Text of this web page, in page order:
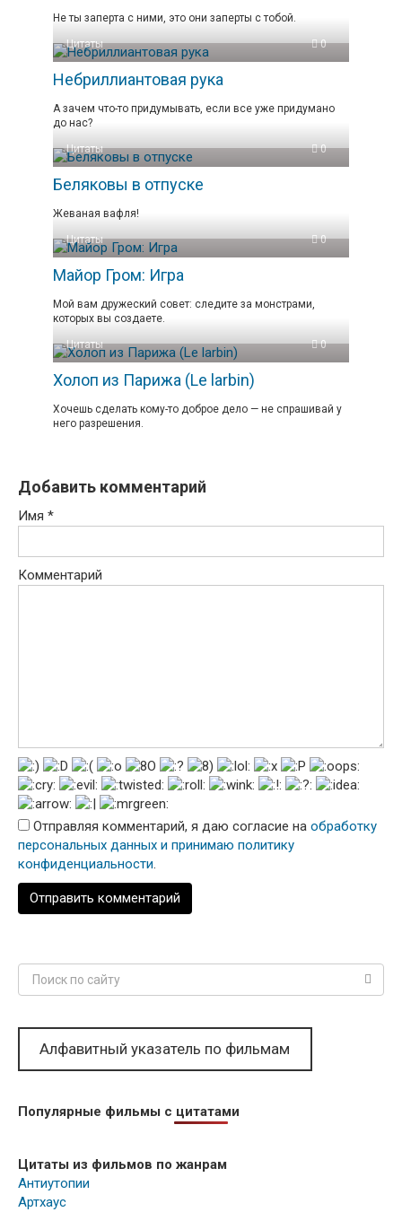
Не ты заперта с ними, это они заперты с тобой.
Цитаты 0
Небриллиантовая рука
А зачем что-то придумывать, если все уже придумано
до нас?
Цитаты 0
Беляковы в отпуске
Жеваная вафля!
Цитаты 0
Майор Гром: Игра
Мой вам дружеский совет: следите за монстрами,
которых вы создаете.
Цитаты 0
Холоп из Парижа (Le larbin)
Хочешь сделать кому-то доброе дело — не спрашивай у
него разрешения.
Добавить комментарий
Имя *
Комментарий
Отправляя комментарий, я даю согласие на обработку
персональных данных и принимаю политику
конфиденциальности.
Поиск:
Алфавитный указатель по фильмам
Популярные фильмы с цитатами
Цитаты из фильмов по жанрам
Антиутопии
Артхаус